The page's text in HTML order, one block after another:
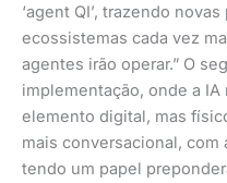
‘agent QI’, trazendo
ecossistemas cada vez
agentes irão operar.” O
implementação, onde a IA
elemento digital, mas
mais conversacional, com
tendo um papel